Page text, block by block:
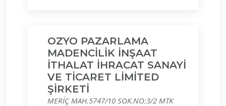
OZYO PAZARLAMA
MADENCİLİK İNŞAAT
İTHALAT İHRACAT SANAYİ
VE TİCARET LİMİTED
ŞİRKETİ
MERİÇ MAH.5747/10 SOK.NO:3/2 MTK